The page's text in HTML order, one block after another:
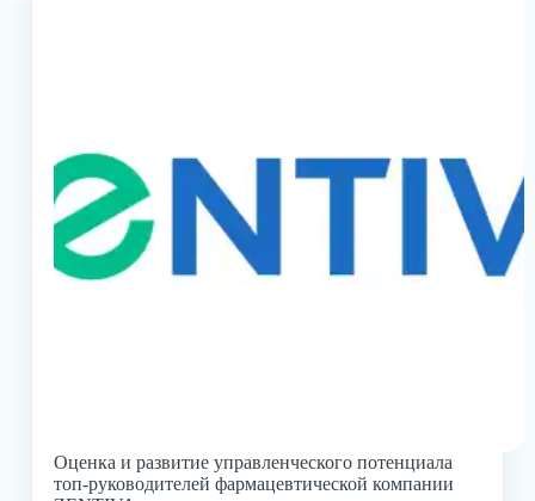
Оценка и развитие управленческого потенциала
топ-руководителей фармацевтической компании